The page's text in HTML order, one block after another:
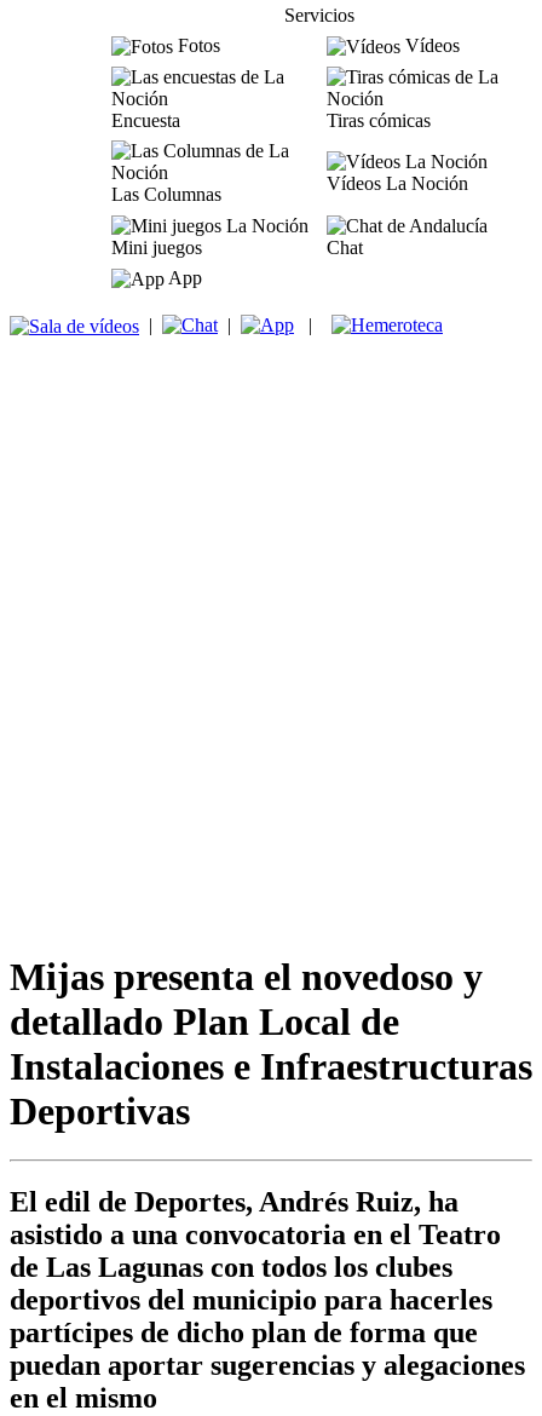
Servicios
Fotos
Vídeos
Encuesta Tiras cómicas
Las Columnas
Vídeos La Noción
Mini juegos
Chat
App
| | |
Mijas presenta el novedoso y
detallado Plan Local de
Instalaciones e Infraestructuras
Deportivas
El edil de Deportes, Andrés Ruiz, ha
asistido a una convocatoria en el Teatro
de Las Lagunas con todos los clubes
deportivos del municipio para hacerles
partícipes de dicho plan de forma que
puedan aportar sugerencias y alegaciones
en el mismo